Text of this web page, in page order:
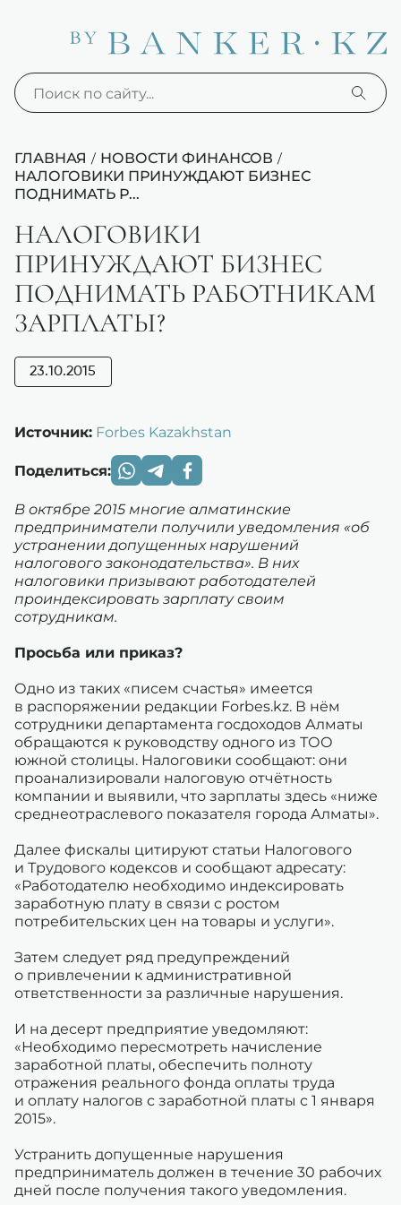
ГЛАВНАЯ / НОВОСТИ ФИНАНСОВ /
НАЛОГОВИКИ ПРИНУЖДАЮТ БИЗНЕС
ПОДНИМАТЬ Р...
НАЛОГОВИКИ
ПРИНУЖДАЮТ БИЗНЕС
ПОДНИМАТЬ РАБОТНИКАМ
ЗАРПЛАТЫ?
23.10.2015
Источник: Forbes Kazakhstan
Поделиться:
В октябре 2015 многие алматинские
предприниматели получили уведомления «об
устранении допущенных нарушений
налогового законодательства». В них
налоговики призывают работодателей
проиндексировать зарплату своим
сотрудникам.
Просьба или приказ?
Одно из таких «писем счастья» имеется
в распоряжении редакции Forbes.kz. В нём
сотрудники департамента госдоходов Алматы
обращаются к руководству одного из ТОО
южной столицы. Налоговики сообщают: они
проанализировали налоговую отчётность
компании и выявили, что зарплаты здесь «ниже
среднеотраслевого показателя города Алматы».
Далее фискалы цитируют статьи Налогового
и Трудового кодексов и сообщают адресату:
«Работодателю необходимо индексировать
заработную плату в связи с ростом
потребительских цен на товары и услуги».
Затем следует ряд предупреждений
о привлечении к административной
ответственности за различные нарушения.
И на десерт предприятие уведомляют:
«Необходимо пересмотреть начисление
заработной платы, обеспечить полноту
отражения реального фонда оплаты труда
и оплату налогов с заработной платы с 1 января
2015».
Устранить допущенные нарушения
предприниматель должен в течение 30 рабочих
дней после получения такого уведомления.